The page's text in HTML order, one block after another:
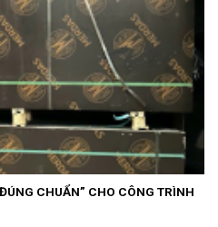
CHUẨN” CHO CÔNG TRÌNH